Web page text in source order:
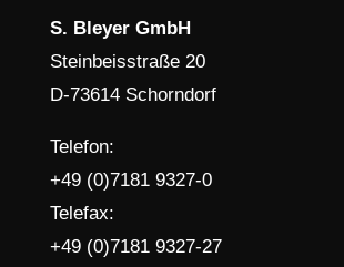
S. Bleyer GmbH
Steinbeisstraße 20
D-73614 Schorndorf
Telefon:
+49 (0)7181 9327-0
Telefax:
+49 (0)7181 9327-27